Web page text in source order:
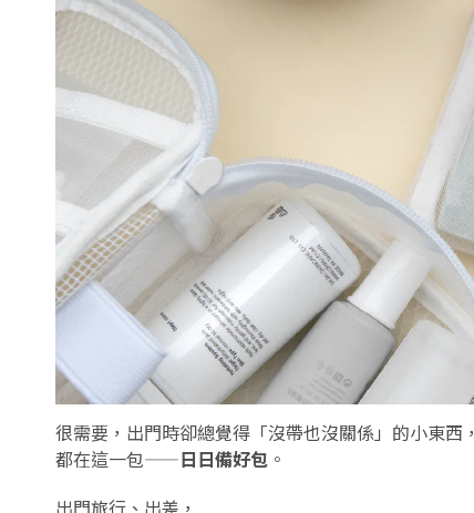
很需要，出門時卻總覺得「沒帶也沒關係」的小東西，
都在這一包——日日備好包 。
出門旅行、出差，